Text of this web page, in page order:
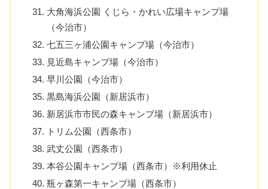
大角海浜公園 くじら・かれい広場キャンプ場
（今治市）
七五三ヶ浦公園キャンプ場（今治市）
見近島キャンプ場（今治市）
早川公園（今治市）
黒島海浜公園（新居浜市）
新居浜市市民の森キャンプ場（新居浜市）
トリム公園（西条市）
武丈公園（西条市）
本谷公園キャンプ場（西条市）※利用休止
瓶ヶ森第一キャンプ場（西条市）